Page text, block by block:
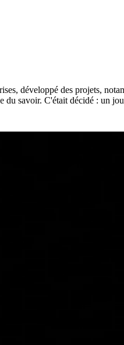
développé des projets,
du savoir. C'était décidé : un